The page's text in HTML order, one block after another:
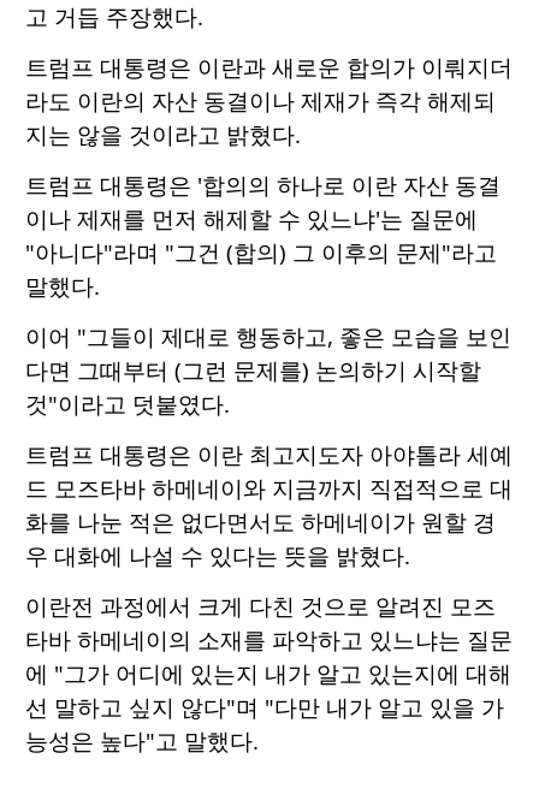
고 거듭 주장했다.
트럼프 대통령은 이란과 새로운 합의가 이뤄지더
라도 이란의 자산 동결이나 제재가 즉각 해제되
지는 않을 것이라고 밝혔다.
트럼프 대통령은 '합의의 하나로 이란 자산 동결
이나 제재를 먼저 해제할 수 있느냐'는 질문에
"아니다"라며 "그건 (합의) 그 이후의 문제"라고
말했다.
이어 "그들이 제대로 행동하고, 좋은 모습을 보인
다면 그때부터 (그런 문제를) 논의하기 시작할
것"이라고 덧붙였다.
트럼프 대통령은 이란 최고지도자 아야톨라 세예
드 모즈타바 하메네이와 지금까지 직접적으로 대
화를 나눈 적은 없다면서도 하메네이가 원할 경
우 대화에 나설 수 있다는 뜻을 밝혔다.
이란전 과정에서 크게 다친 것으로 알려진 모즈
타바 하메네이의 소재를 파악하고 있느냐는 질문
에 "그가 어디에 있는지 내가 알고 있는지에 대해
선 말하고 싶지 않다"며 "다만 내가 알고 있을 가
능성은 높다"고 말했다.